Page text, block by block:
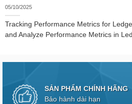
05/10/2025
Tracking Performance Metrics for
and Analyze Performance Metrics in
SẢN PHẨM CHÍNH HÃNG
Bảo hành dài hạn